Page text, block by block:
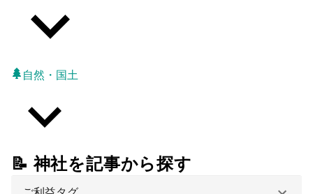
自然・国土
📝 神社を記事から探す